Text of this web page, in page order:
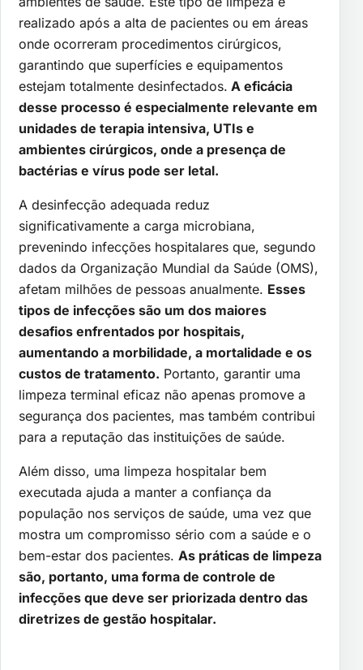
realizado após a alta de pacientes ou em áreas
onde ocorreram procedimentos cirúrgicos,
garantindo que superfícies e equipamentos
estejam totalmente desinfectados. A eficácia
desse processo é especialmente relevante em
unidades de terapia intensiva, UTIs e
ambientes cirúrgicos, onde a presença de
bactérias e vírus pode ser letal.
A desinfecção adequada reduz
significativamente a carga microbiana,
prevenindo infecções hospitalares que, segundo
dados da Organização Mundial da Saúde (OMS),
afetam milhões de pessoas anualmente. Esses
tipos de infecções são um dos maiores
desafios enfrentados por hospitais,
aumentando a morbilidade, a mortalidade e os
custos de tratamento. Portanto, garantir uma
limpeza terminal eficaz não apenas promove a
segurança dos pacientes, mas também contribui
para a reputação das instituições de saúde.
Além disso, uma limpeza hospitalar bem
executada ajuda a manter a confiança da
população nos serviços de saúde, uma vez que
mostra um compromisso sério com a saúde e o
bem-estar dos pacientes. As práticas de limpeza
são, portanto, uma forma de controle de
infecções que deve ser priorizada dentro das
diretrizes de gestão hospitalar.